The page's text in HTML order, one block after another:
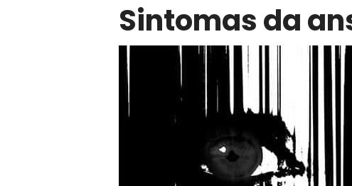
Sintomas da